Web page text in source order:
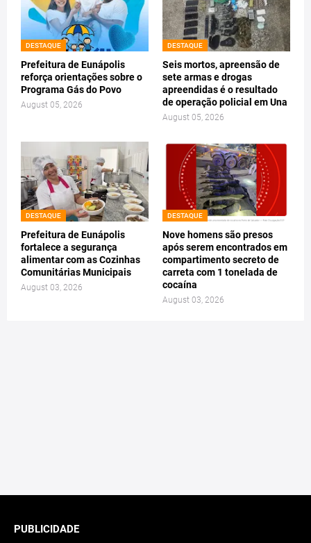
DESTAQUE
Prefeitura de Eunápolis
reforça orientações sobre o
Programa Gás do Povo
August 05, 2026
DESTAQUE
Seis mortos, apreensão de
sete armas e drogas
apreendidas é o resultado
de operação policial em Una
August 05, 2026
DESTAQUE
Prefeitura de Eunápolis
fortalece a segurança
alimentar com as Cozinhas
Comunitárias Municipais
August 03, 2026
DESTAQUE
Nove homens são presos
após serem encontrados em
compartimento secreto de
carreta com 1 tonelada de
cocaína
August 03, 2026
PUBLICIDADE